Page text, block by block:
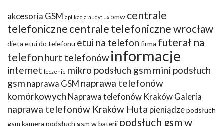
akcesoria GSM aplikacja audyt ux bmw centrale
telefoniczne centrale telefoniczne wrocław
dieta etui do telefonu etui na telefon firma futerał na
telefon hurt telefonów informacje
internet leczenie mikro podsłuch gsm mini podsłuch
gsm naprawa GSM naprawa telefonów
komórkowych Naprawa telefonów Kraków Galeria
naprawa telefonów Kraków Huta pieniądzepodsłuch
gsm kamera podsłuch gsm w baterii podsłuch gsm w